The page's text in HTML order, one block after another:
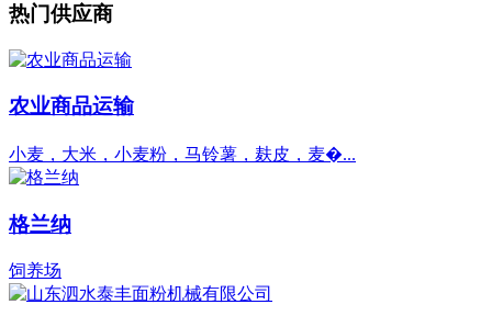
热门供应商
农业商品运输
小麦，大米，小麦粉，马铃薯，麸皮，麦�...
格兰纳
饲养场